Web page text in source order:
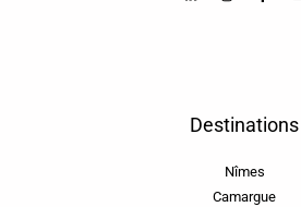
Destinations
Nîmes
Camargue